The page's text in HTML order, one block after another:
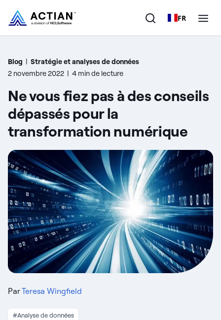
FR
Produits
Clients
Entreprise
Ressources
Blog | Stratégie et analyses de données
2 novembre 2022 | 4 min de lecture
Ne vous fiez pas à des conseils
dépassés pour la
transformation numérique
ParTeresa Wingfield
#Analyse de données